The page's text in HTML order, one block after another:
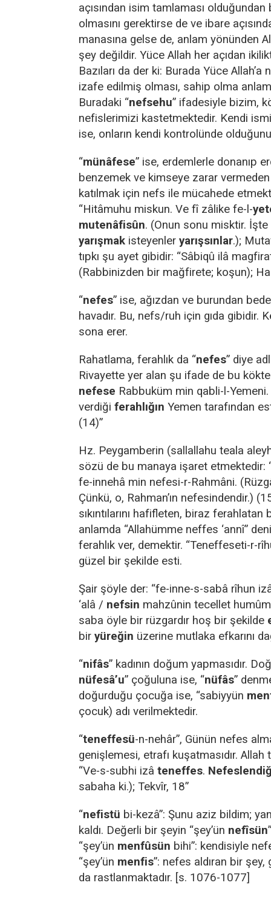
açısından isim tamlaması olduğundan
olmasını gerektirse de ve ibare
manasına gelse de, anlam yönünden
şey değildir. Yüce Allah her açıdan
Bazıları da der ki: Burada Yüce
izafe edilmiş olması, sahip olma
Buradaki “nefsehu” ifadesiyle bizim,
nefislerimizi kastetmektedir. Kendi
ise, onların kendi kontrolünde
“münâfese” ise, erdemlerle donanıp
benzemek ve kimseye zarar vermeden
katılmak için nefs ile mücahede
“Hitâmuhu miskun. Ve fî zâlike fe-l-
mutenâfisûn. (Onun sonu misktir.
yarışmak isteyenler yarışsınlar.);
tıpkı şu ayet gibidir: “Sâbiqû ilâ
(Rabbinizden bir mağfirete; koşun);
“nefes” ise, ağızdan ve burundan
havadır. Bu, nefs/ruh için gıda gibidir.
sona erer.
Rahatlama, ferahlık da “nefes” diye
Rivayette yer alan şu ifade de bu
nefese Rabbuküm min qabli-l-
verdiği ferahlığın Yemen tarafından
(14)”
Hz. Peygamberin (sallallahu teala
sözü de bu manaya işaret etmektedir:
fe-innehâ min nefesi-r-Rahmâni.
Çünkü, o, Rahman’ın nefesindendir.)
sıkıntılarını hafifleten, biraz
anlamda “Allahümme neffes ‘annî”
ferahlık ver, demektir. “Teneffeseti-r-
güzel bir şekilde esti.
Şair şöyle der: “fe-inne-s-sabâ rîhun
‘alâ / nefsin mahzûnin tecellet
saba öyle bir rüzgardır hoş bir şekilde
bir yüreğin üzerine mutlaka efkarını
“nifâs” kadının doğum yapmasıdır.
nüfesâ’u” çoğuluna ise, “nüfâs”
doğurduğu çocuğa ise, “sabiyyün
çocuk) adı verilmektedir.
“teneffesü-n-nehâr”, Günün nefes
genişlemesi, etrafı kuşatmasıdır.
“Ve-s-subhi izâ teneffes.
sabaha ki.); Tekvîr, 18”
“nefistü bi-kezâ”: Şunu aziz bildim;
kaldı. Değerli bir şeyin “şey’ün nefîsün
“şey’ün menfûsün bihi”: kendisiyle
“şey’ün menfis”: nefes aldıran bir şey,
da rastlanmaktadır. [s. 1076-1077]